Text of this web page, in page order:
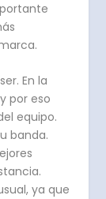
En la
por eso
equipo.
banda.
ya que